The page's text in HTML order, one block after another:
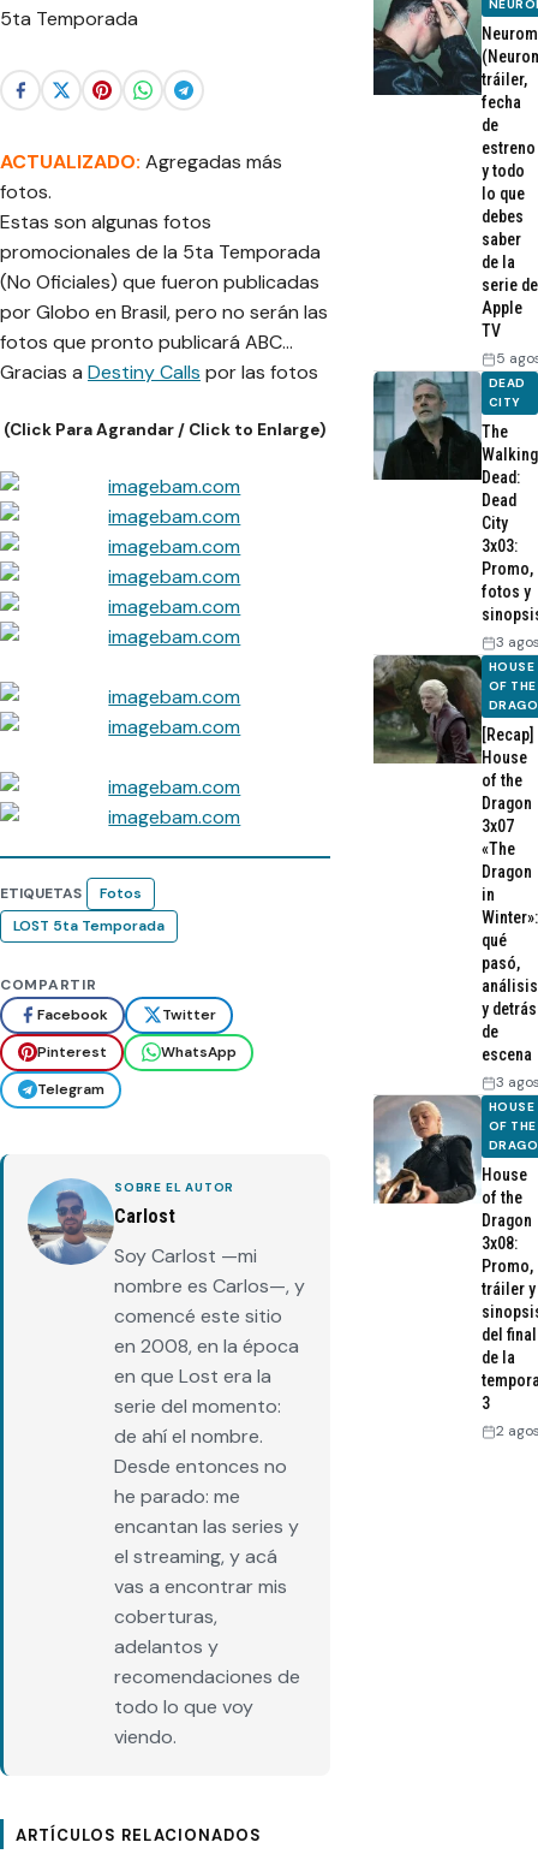
ACTUALIZADO: Agregadas más
fotos.
Estas son algunas fotos
promocionales de la 5ta Temporada
(No Oficiales) que fueron publicadas
por Globo en Brasil, pero no serán las
fotos que pronto publicará ABC…
Gracias a Destiny Calls por las fotos
(Click Para Agrandar / Click to Enlarge)
ETIQUETAS
Fotos
LOST 5ta Temporada
COMPARTIR
Facebook
Twitter
Pinterest
WhatsApp
Telegram
SOBRE EL AUTOR
Carlost
Soy Carlost —mi
nombre es Carlos—, y
comencé este sitio
en 2008, en la época
en que Lost era la
serie del momento:
de ahí el nombre.
Desde entonces no
he parado: me
encantan las series y
el streaming, y acá
vas a encontrar mis
coberturas,
adelantos y
recomendaciones de
todo lo que voy
viendo.
ARTÍCULOS RELACIONADOS
tráiler,
fecha
de
estreno
y todo
lo que
debes
saber
de la
serie de
Apple
TV
5
DEAD
CITY
The
Walking
Dead:
Dead
City
3x03:
Promo,
fotos y
3
HOUSE
OF THE
[Recap]
House
of the
Dragon
3x07
«The
Dragon
in
Winter»:
qué
pasó,
análisis
y detrás
de
escena
3
HOUSE
OF THE
House
of the
Dragon
3x08:
Promo,
tráiler y
del final
de la
3
2